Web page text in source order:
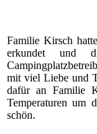
Familie Kirsch
erkundet und
mit viel Liebe und
dafür an Familie
Temperaturen um
schön.